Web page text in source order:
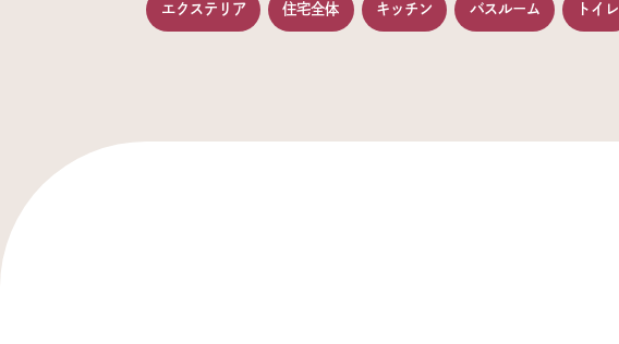
エクステリア 住宅全体 キッチン バスルーム トイレ